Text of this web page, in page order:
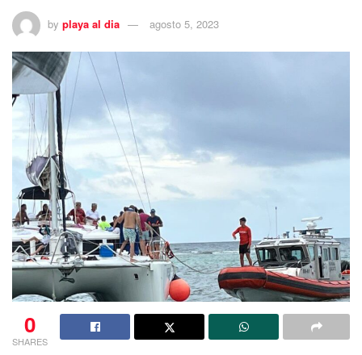
by playa al dia agosto 5, 2023
0
SHARES